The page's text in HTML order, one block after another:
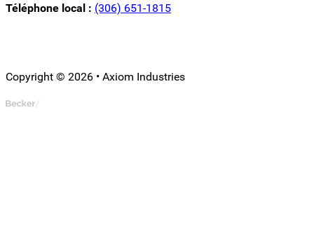
Téléphone local : (306) 651-1815
Copyright © 2026 • Axiom Industries